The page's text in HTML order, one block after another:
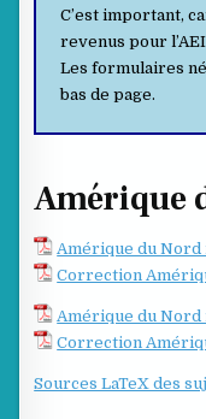
C’est important,
revenus pour
Les formulaires
bas de page.
Amérique
Amérique du Nord
Correction
Amérique du Nord
Correction
Sources LaTeX des